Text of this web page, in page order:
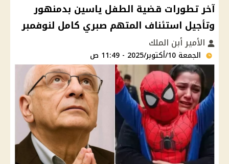
آخر تطورات قضية الطفل ياسين بدمنهور
وتأجيل استئناف المتهم صبري كامل لنوفمبر
الأمير أبن الملك
الجمعة 10/أكتوبر/2025 - 11:49 ص